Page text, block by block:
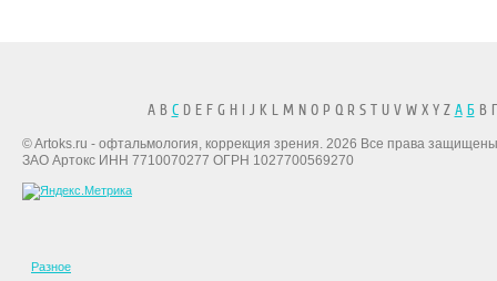
A B CD E F G H I J K L M N O P Q R S T U V W X Y Z А БВ
© Artoks.ru - офтальмология, коррекция зрения. 2026 Все права
ЗАО Артокс ИНН 7710070277 ОГРН 1027700569270
Разное